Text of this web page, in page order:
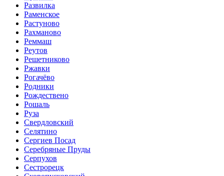
Развилка
Раменское
Растуново
Рахманово
Реммаш
Реутов
Решетниково
Ржавки
Рогачёво
Родники
Рождествено
Рошаль
Руза
Свердловский
Селятино
Сергиев Посад
Серебряные Пруды
Серпухов
Сестрорецк